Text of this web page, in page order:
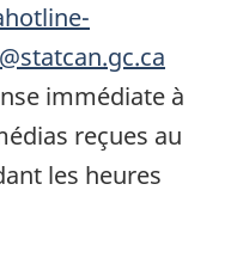
immédiate à
reçues au
les heures